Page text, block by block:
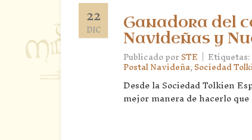
22
DIC
Ganadora del
Navideñas y
Publicado porSTE | Etiquetas:
Postal Navideña,Sociedad
Desde la Sociedad Tolkien
mejor manera de hacerlo